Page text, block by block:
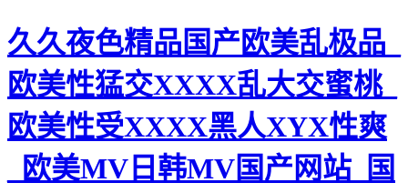
久久夜色精品国产欧美乱极品_
欧美性猛交XXXX乱大交蜜桃_
欧美性受XXXX黑人XYX性爽
_欧美MV日韩MV国产网站_国